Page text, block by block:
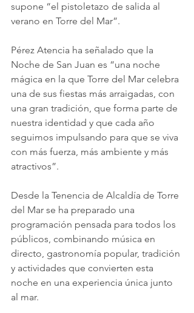
supone “el pistoletazo de salida al
verano en Torre del Mar”.
Pérez Atencia ha señalado que la
Noche de San Juan es “una noche
mágica en la que Torre del Mar celebra
una de sus fiestas más arraigadas, con
una gran tradición, que forma parte de
nuestra identidad y que cada año
seguimos impulsando para que se viva
con más fuerza, más ambiente y más
atractivos”.
Desde la Tenencia de Alcaldía de Torre
del Mar se ha preparado una
programación pensada para todos los
públicos, combinando música en
directo, gastronomía popular, tradición
y actividades que convierten esta
noche en una experiencia única junto
al mar.